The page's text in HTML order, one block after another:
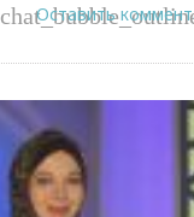
Оставить